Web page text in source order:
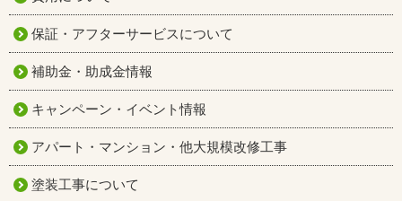
保証・アフターサービスについて
補助金・助成金情報
キャンペーン・イベント情報
アパート・マンション・他大規模改修工事
塗装工事について